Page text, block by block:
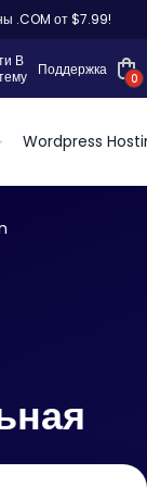
.COM от $7.99!
В
Поддержка
0
Wordpress